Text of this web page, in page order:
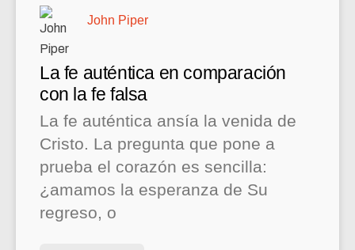
La fe auténtica en comparación
con la fe falsa
La fe auténtica ansía la venida de
Cristo. La pregunta que pone a
prueba el corazón es sencilla:
¿amamos la esperanza de Su
regreso, o
John Piper